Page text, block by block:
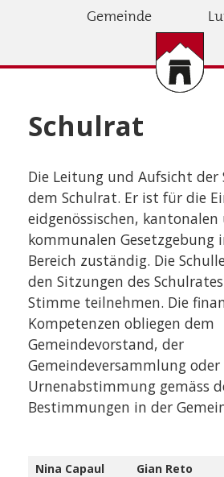
Gemeinde
Schulrat
Die Leitung und Aufsicht der
dem Schulrat. Er ist für die
eidgenössischen, kantonalen
kommunalen Gesetzgebung
Bereich zuständig. Die
den Sitzungen des
Stimme teilnehmen. Die
Kompetenzen obliegen dem
Gemeindevorstand, der
Gemeindeversammlung oder
Urnenabstimmung gemäss
Bestimmungen in der
Nina Capaul
Gian Reto